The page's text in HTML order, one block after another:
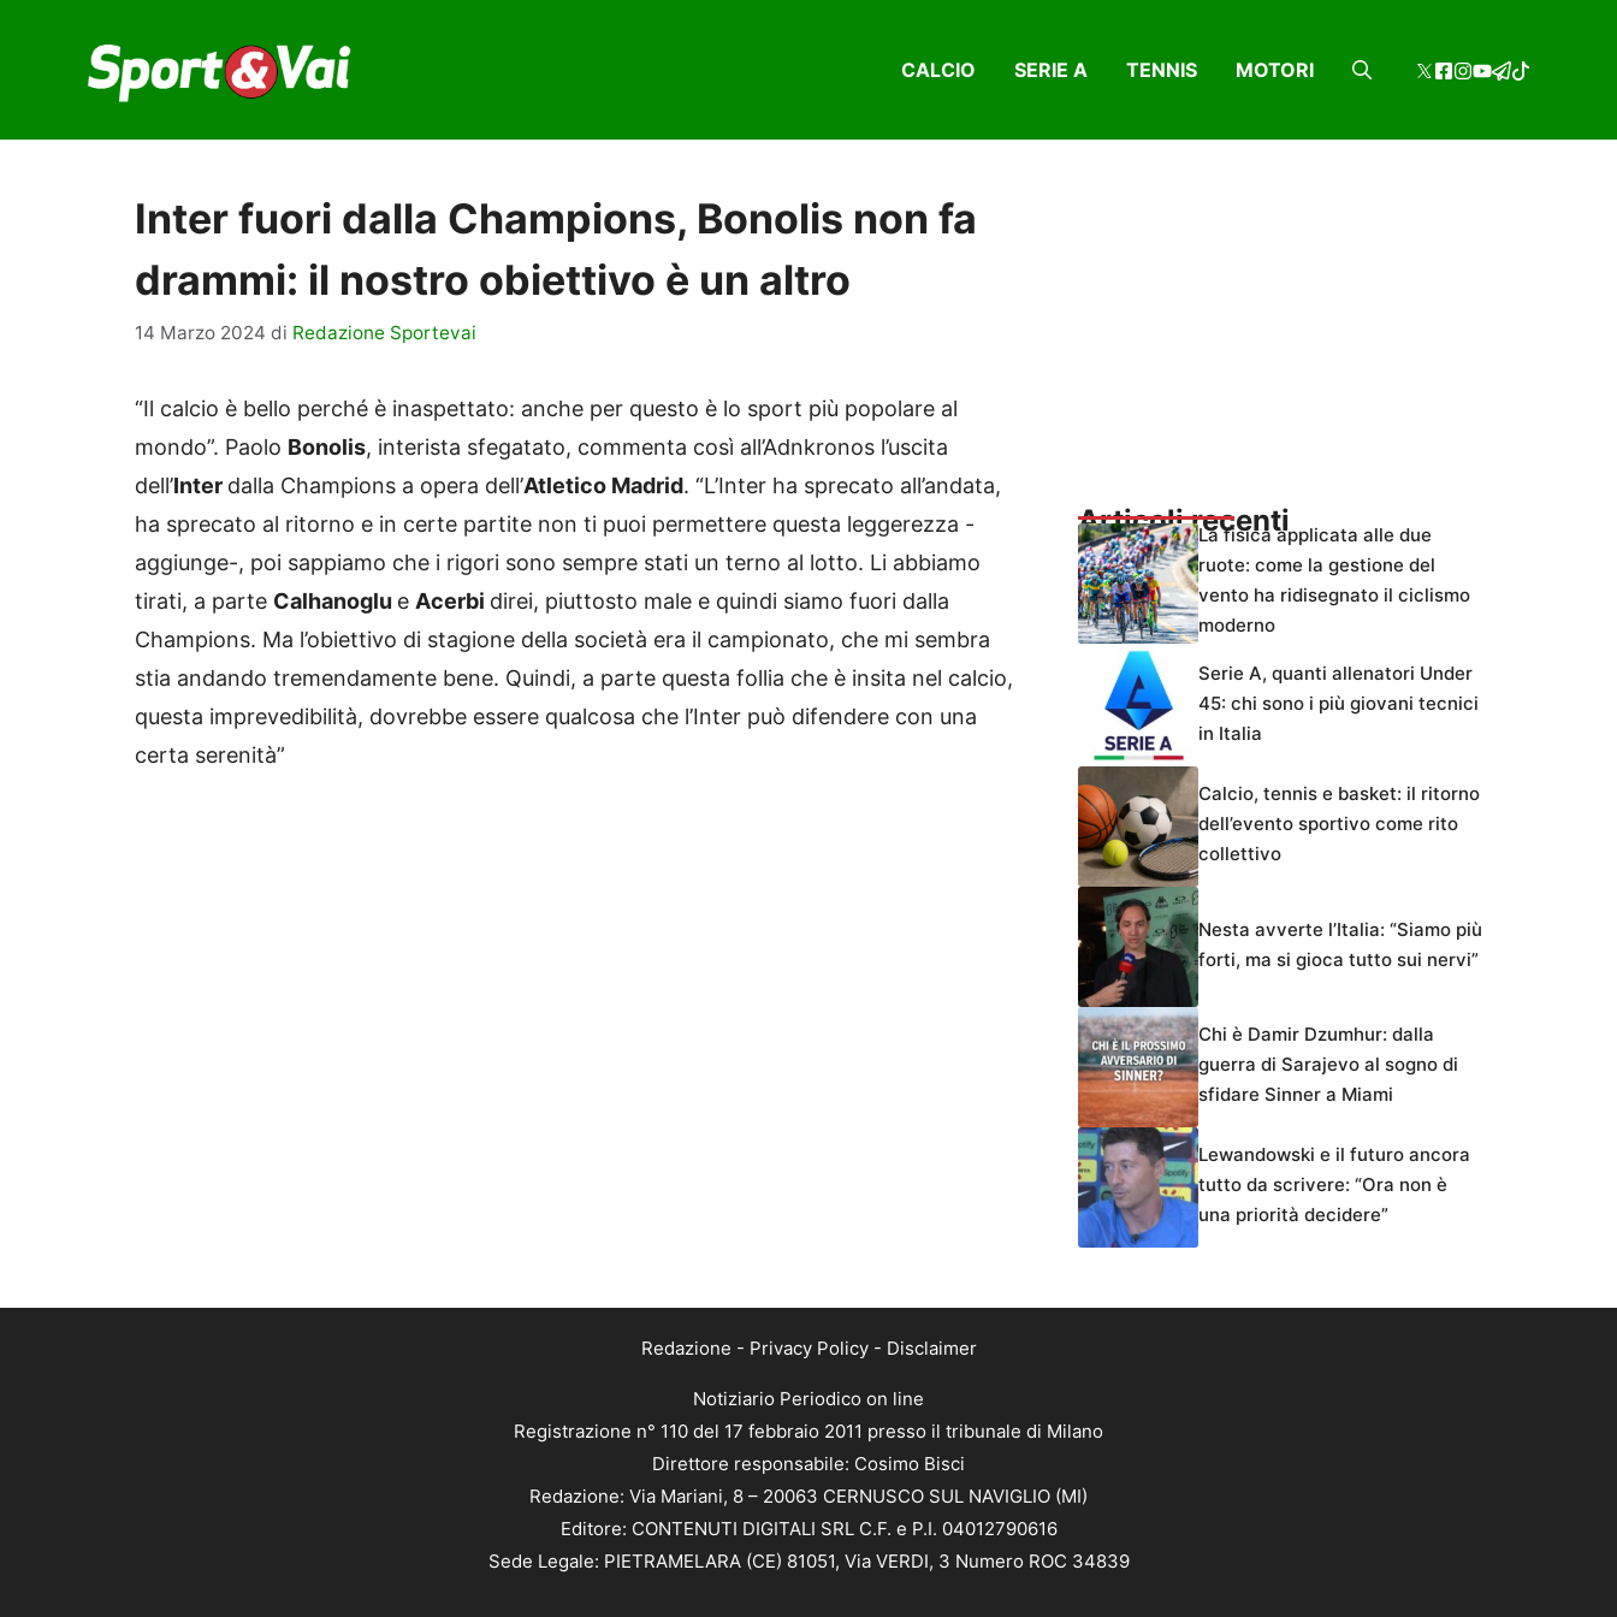
contenuto
CALCIO SERIE A TENNIS MOTORI
Inter fuori dalla Champions, Bonolis non fa
drammi: il nostro obiettivo è un altro
14 Marzo 2024 di Redazione Sportevai
“Il calcio è bello perché è inaspettato: anche per questo è lo sport più popolare al
mondo”. Paolo Bonolis, interista sfegatato, commenta così all’Adnkronos l’uscita
dell’Inter dalla Champions a opera dell’Atletico Madrid. “L’Inter ha sprecato all’andata,
ha sprecato al ritorno e in certe partite non ti puoi permettere questa leggerezza -
aggiunge-, poi sappiamo che i rigori sono sempre stati un terno al lotto. Li abbiamo
tirati, a parte Calhanoglu e Acerbi direi, piuttosto male e quindi siamo fuori dalla
Champions. Ma l’obiettivo di stagione della società era il campionato, che mi sembra
stia andando tremendamente bene. Quindi, a parte questa follia che è insita nel calcio,
questa imprevedibilità, dovrebbe essere qualcosa che l’Inter può difendere con una
certa serenità”
Articoli recentiLa fisica applicata alle due
ruote: come la gestione del
vento ha ridisegnato il ciclismo
moderno
Serie A, quanti allenatori Under
45: chi sono i più giovani tecnici
in Italia
Calcio, tennis e basket: il ritorno
dell’evento sportivo come rito
collettivo
Nesta avverte l’Italia: “Siamo più
forti, ma si gioca tutto sui nervi”
Chi è Damir Dzumhur: dalla
guerra di Sarajevo al sogno di
sfidare Sinner a Miami
Lewandowski e il futuro ancora
tutto da scrivere: “Ora non è
una priorità decidere”
Redazione - Privacy Policy- Disclaimer
Notiziario Periodico on line
Registrazione n° 110 del 17 febbraio 2011 presso il tribunale di Milano
Direttore responsabile: Cosimo Bisci
Redazione: Via Mariani, 8 – 20063 CERNUSCO SUL NAVIGLIO (MI)
Editore: CONTENUTI DIGITALI SRL C.F. e P.I. 04012790616
Sede Legale: PIETRAMELARA (CE) 81051, Via VERDI, 3 Numero ROC 34839